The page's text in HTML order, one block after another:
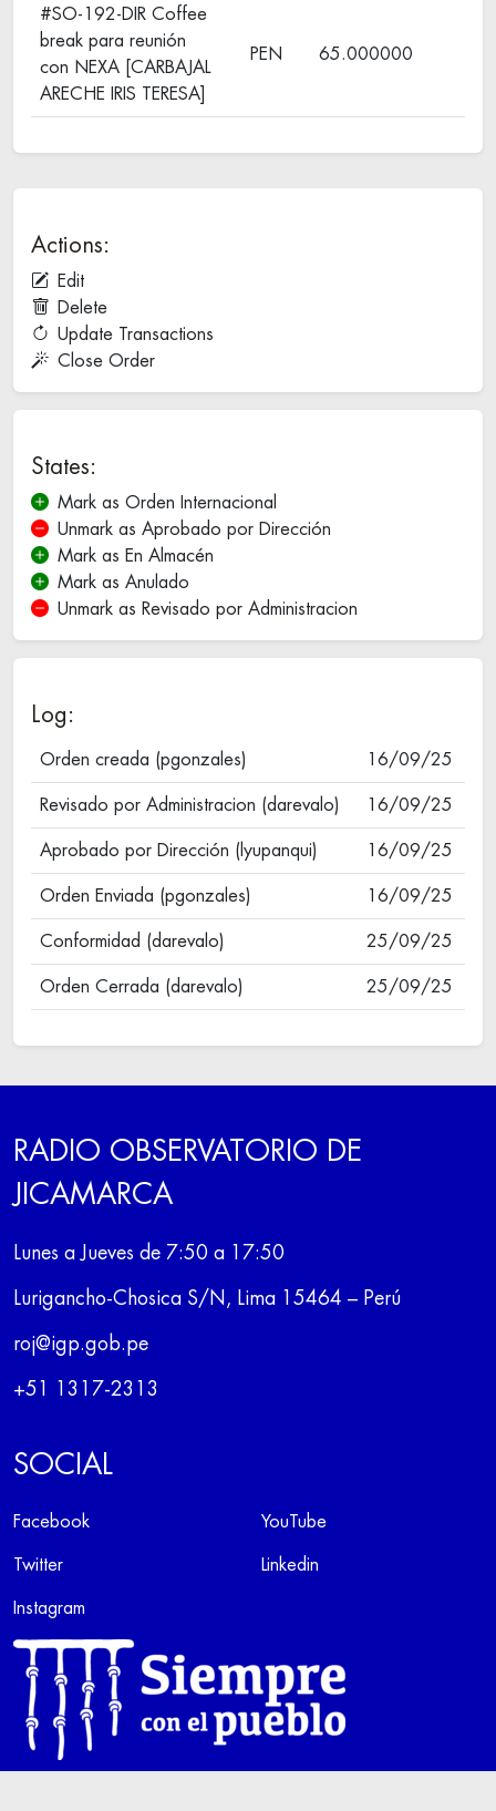
#SO-192-DIR Coffee
break para reunión
con NEXA [CARBAJAL
ARECHE IRIS TERESA]
PEN 65.000000
Actions:
Edit
Delete
Update Transactions
Close Order
States:
Mark as Orden Internacional
Unmark as Aprobado por Dirección
Mark as En Almacén
Mark as Anulado
Unmark as Revisado por Administracion
Log:
Orden creada (pgonzales) 16/09/25
Revisado por Administracion (darevalo) 16/09/25
Aprobado por Dirección (lyupanqui) 16/09/25
Orden Enviada (pgonzales) 16/09/25
Conformidad (darevalo) 25/09/25
Orden Cerrada (darevalo) 25/09/25
RADIO OBSERVATORIO DE
JICAMARCA
Lunes a Jueves de 7:50 a 17:50
Lurigancho-Chosica S/N, Lima 15464 – Perú
roj@igp.gob.pe
+51 1317-2313
SOCIAL
Facebook
Twitter
Instagram
YouTube
Linkedin